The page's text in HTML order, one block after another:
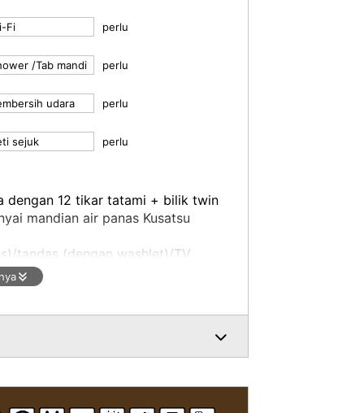
Fi perlu
/Tab mandi perlu
udara perlu
sejuk perlu
dengan 12 tikar tatami + bilik twin
mandian air panas Kusatsu
tandas (dengan washlet)/TV
rambut/mesin urut
gigi/syampu/perapi/sabun